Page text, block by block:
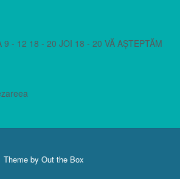
9 - 12 18 - 20 JOI 18 - 20 VĂ AȘTEPTĂM
Theme by Out the Box